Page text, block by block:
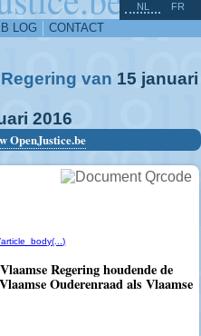
LOG CONTACT
NL FR
van 15 januari
2016
OpenJustice.be
Regering houdende de
Ouderenraad als Vlaamse
^